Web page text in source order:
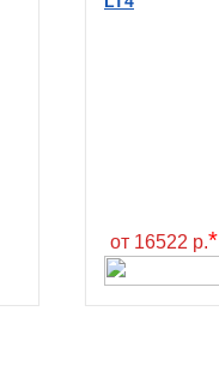
от 16522 р.*